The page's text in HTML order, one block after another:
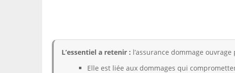
L’essentiel a retenir : l’assurance dommage
Elle est liée aux dommages qui